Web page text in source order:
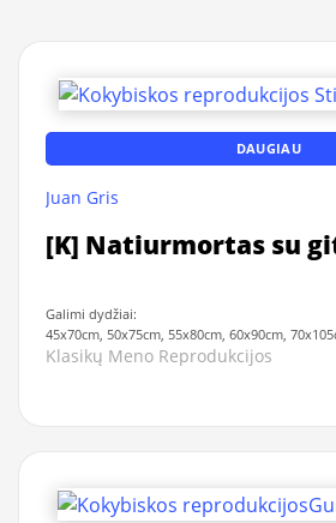
DAUGIAU
Juan Gris
[K] Natiurmortas su
Galimi dydžiai:
45x70cm, 50x75cm, 55x80cm, 60x90cm,
Klasikų Meno Reprodukcijos